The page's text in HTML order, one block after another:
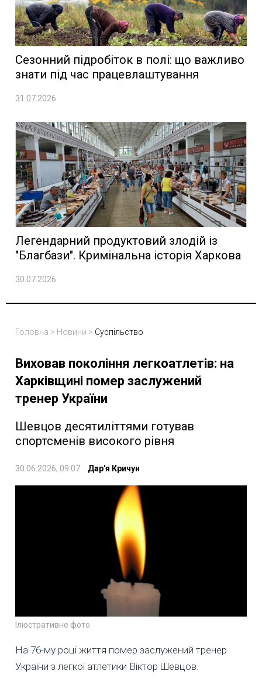
Сезонний підробіток в полі: що важливо
знати під час працевлаштування
31.07.2026
Легендарний продуктовий злодій із
"Благбази". Кримінальна історія Харкова
30.07.2026
Головна > Новини > Суспільство
Виховав покоління легкоатлетів: на
Харківщині помер заслужений
тренер України
Шевцов десятиліттями готував
спортсменів високого рівня
30.06.2026, 09:07 Дар'я Кричун
Ілюстративне фото
На 76-му році життя помер заслужений тренер
України з легкої атлетики Віктор Шевцов.